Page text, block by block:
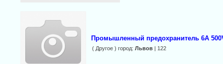
Промышленный предохранитель 6A
( Другое ) город: Львов| 122